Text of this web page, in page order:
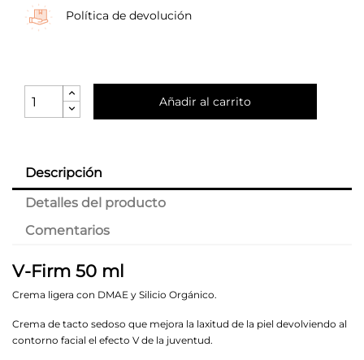
Política de devolución
Añadir al carrito
Descripción
Detalles del producto
Comentarios
V-Firm 50 ml
Crema ligera con DMAE y Silicio Orgánico.
Crema de tacto sedoso que mejora la laxitud de la piel devolviendo al
contorno facial el efecto V de la juventud.